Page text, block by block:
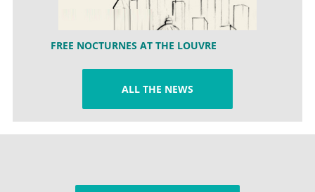
FREE NOCTURNES AT THE LOUVRE
ALL THE NEWS